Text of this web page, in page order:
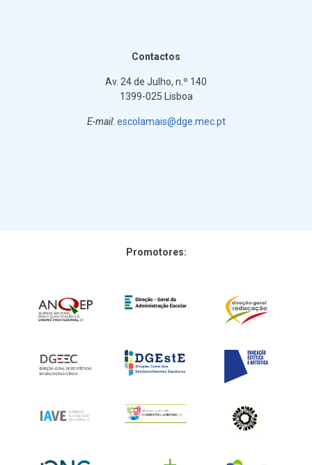
Contactos
Av. 24 de Julho, n.º 140
1399-025 Lisboa
E-mail: escolamais@dge.mec.pt
Promotores: